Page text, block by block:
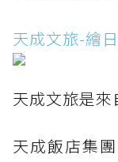
天成文旅-繪
天成文旅是來
天成飯店集